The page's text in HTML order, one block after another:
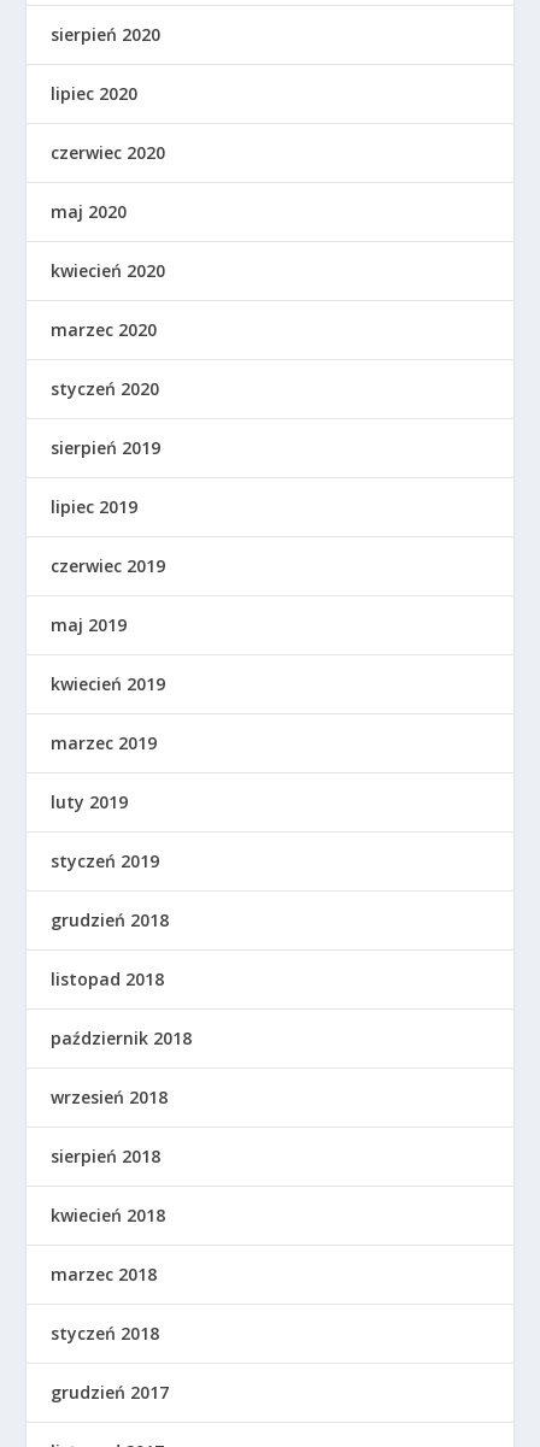
sierpień 2020
lipiec 2020
czerwiec 2020
maj 2020
kwiecień 2020
marzec 2020
styczeń 2020
sierpień 2019
lipiec 2019
czerwiec 2019
maj 2019
kwiecień 2019
marzec 2019
luty 2019
styczeń 2019
grudzień 2018
listopad 2018
październik 2018
wrzesień 2018
sierpień 2018
kwiecień 2018
marzec 2018
styczeń 2018
grudzień 2017